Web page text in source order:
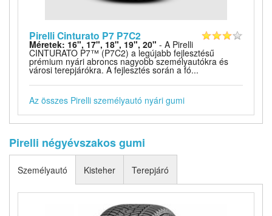
Pirelli Cinturato P7 P7C2
Méretek: 16", 17", 18", 19", 20" - A Pirelli
CINTURATO P7™ (P7C2) a legújabb fejlesztésű
prémium nyári abroncs nagyobb személyautókra és
városi terepjárókra. A fejlesztés során a fó...
Az összes Pirelli személyautó nyári gumi
Pirelli négyévszakos gumi
Személyautó Kisteher Terepjáró